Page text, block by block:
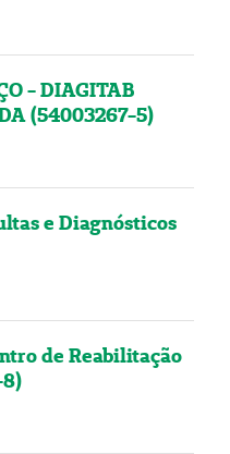
- DIAGITAB
(54003267-5)
e Diagnósticos
de Reabilitação